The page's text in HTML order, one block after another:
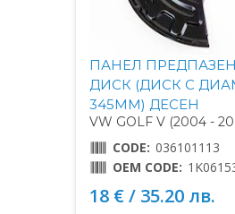
ПАНЕЛ
ДИСК (ДИСК С
345MM) ДЕСЕН
VW GOLF V (2004 -
CODE: 036101113
OEM CODE:
18 € / 35.20 лв.